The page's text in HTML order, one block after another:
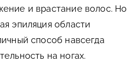
и врастание волос. Но
эпиляция области
способ навсегда
на ногах.